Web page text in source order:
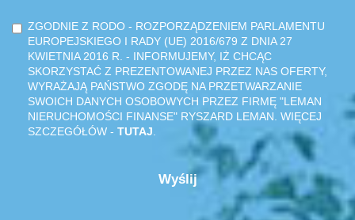
ZGODNIE Z RODO - ROZPORZĄDZENIEM PARLAMENTU
EUROPEJSKIEGO I RADY (UE) 2016/679 Z DNIA 27
KWIETNIA 2016 R. - INFORMUJEMY, IŻ CHCĄC
SKORZYSTAĆ Z PREZENTOWANEJ PRZEZ NAS OFERTY,
WYRAŻAJĄ PAŃSTWO ZGODĘ NA PRZETWARZANIE
SWOICH DANYCH OSOBOWYCH PRZEZ FIRMĘ "LEMAN
NIERUCHOMOŚCI FINANSE" RYSZARD LEMAN. WIĘCEJ
SZCZEGÓŁÓW - TUTAJ.